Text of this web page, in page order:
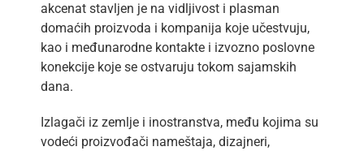
akcenat stavljen je na vidljivost i plasman
domaćih proizvoda i kompanija koje učestvuju,
kao i međunarodne kontakte i izvozno poslovne
konekcije koje se ostvaruju tokom sajamskih
dana.
Izlagači iz zemlje i inostranstva, među kojima su
vodeći proizvođači nameštaja, dizajneri,